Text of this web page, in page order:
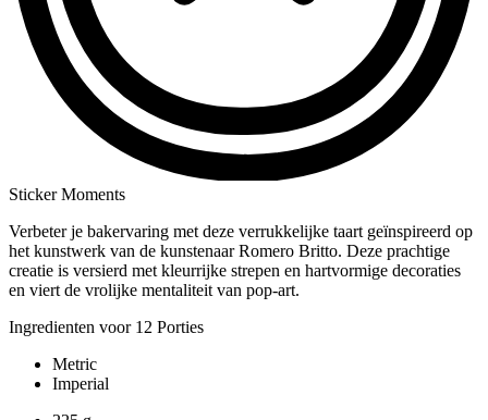
Sticker Moments
Verbeter je bakervaring met deze verrukkelijke taart geïnspireerd op
het kunstwerk van de kunstenaar Romero Britto. Deze prachtige
creatie is versierd met kleurrijke strepen en hartvormige decoraties
en viert de vrolijke mentaliteit van pop-art.
Ingredienten voor 12 Porties
Metric
Imperial